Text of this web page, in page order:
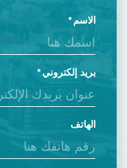
الاسم
بريد إلكتروني
الهاتف